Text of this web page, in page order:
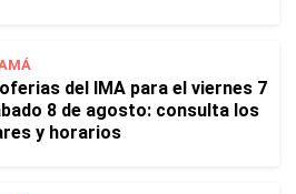
del IMA para el viernes 7
8 de agosto: consulta los
y horarios